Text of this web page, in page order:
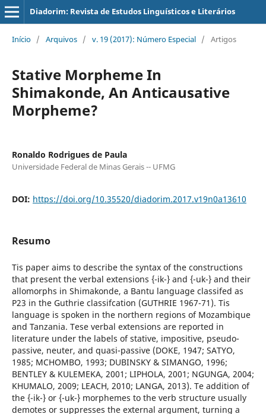
Diadorim: Revista de Estudos Linguísticos e Literários
Início / Arquivos / v. 19 (2017): Número Especial / Artigos
Stative Morpheme In
Shimakonde, An Anticausative
Morpheme?
Ronaldo Rodrigues de Paula
Universidade Federal de Minas Gerais -- UFMG
DOI: https://doi.org/10.35520/diadorim.2017.v19n0a13610
Resumo
Tis paper aims to describe the syntax of the constructions
that present the verbal extensions {-ik-} and {-uk-} and their
allomorphs in Shimakonde, a Bantu language classifed as
P23 in the Guthrie classifcation (GUTHRIE 1967-71). Tis
language is spoken in the northern regions of Mozambique
and Tanzania. Tese verbal extensions are reported in
literature under the labels of stative, impositive, pseudo-
passive, neuter, and quasi-passive (DOKE, 1947; SATYO,
1985; MCHOMBO, 1993; DUBINSKY & SIMANGO, 1996;
BENTLEY & KULEMEKA, 2001; LIPHOLA, 2001; NGUNGA, 2004;
KHUMALO, 2009; LEACH, 2010; LANGA, 2013). Te addition of
the {-ik-} or {-uk-} morphemes to the verb structure usually
demotes or suppresses the external argument, turning a